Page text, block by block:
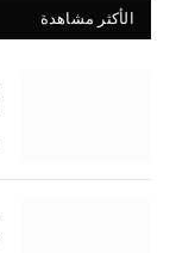
الأكثر مشاهدة